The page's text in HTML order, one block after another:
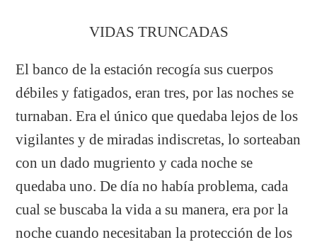
VIDAS TRUNCADAS
El banco de la estación recogía sus cuerpos
débiles y fatigados, eran tres, por las noches se
turnaban. Era el único que quedaba lejos de los
vigilantes y de miradas indiscretas, lo sorteaban
con un dado mugriento y cada noche se
quedaba uno. De día no había problema, cada
cual se buscaba la vida a su manera, era por la
noche cuando necesitaban la protección de los